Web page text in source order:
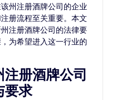
州注册酒牌公司的企业
册流程至关重要。本文
注册酒牌公司的法律要
为希望进入这一行业的
册酒牌公司
要求